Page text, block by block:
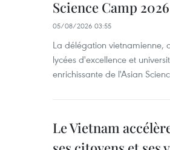
Science Camp 2026
05/08/2026 03:55
La délégation vietnamienne,
lycées d'excellence et
enrichissante de l'Asian
Le Vietnam